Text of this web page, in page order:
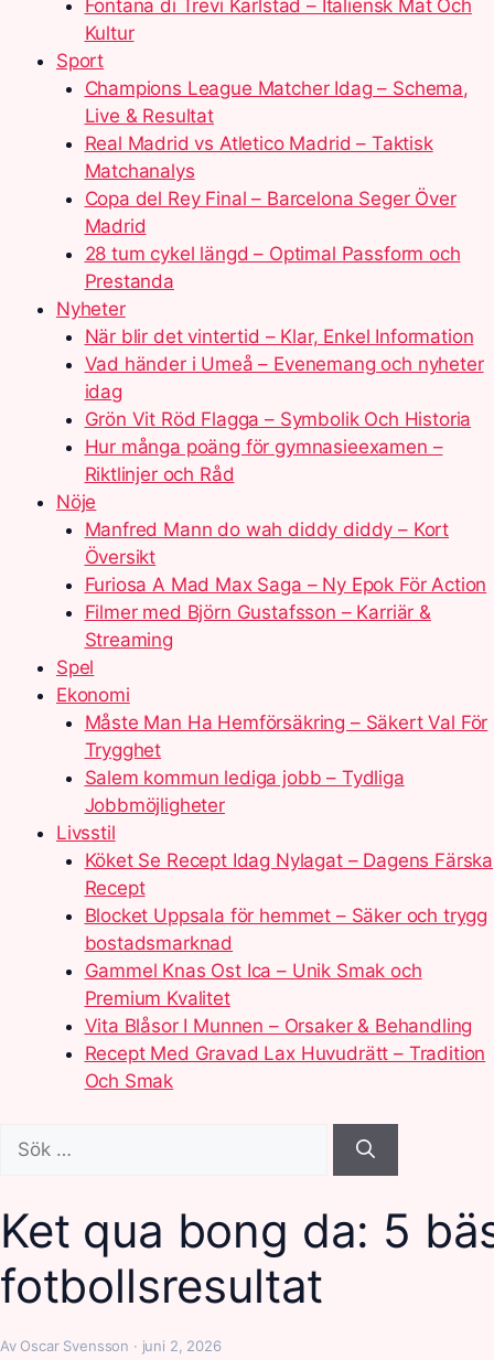
Fontana di Trevi Karlstad – Italiensk Mat Och
Kultur
Sport
Champions League Matcher Idag – Schema,
Live & Resultat
Real Madrid vs Atletico Madrid – Taktisk
Matchanalys
Copa del Rey Final – Barcelona Seger Över
Madrid
28 tum cykel längd – Optimal Passform och
Prestanda
Nyheter
När blir det vintertid – Klar, Enkel Information
Vad händer i Umeå – Evenemang och nyheter
idag
Grön Vit Röd Flagga – Symbolik Och Historia
Hur många poäng för gymnasieexamen –
Riktlinjer och Råd
Nöje
Manfred Mann do wah diddy diddy – Kort
Översikt
Furiosa A Mad Max Saga – Ny Epok För Action
Filmer med Björn Gustafsson – Karriär &
Streaming
Spel
Ekonomi
Måste Man Ha Hemförsäkring – Säkert Val För
Trygghet
Salem kommun lediga jobb – Tydliga
Jobbmöjligheter
Livsstil
Köket Se Recept Idag Nylagat – Dagens Färska
Recept
Blocket Uppsala för hemmet – Säker och trygg
bostadsmarknad
Gammel Knas Ost Ica – Unik Smak och
Premium Kvalitet
Vita Blåsor I Munnen – Orsaker & Behandling
Recept Med Gravad Lax Huvudrätt – Tradition
Och Smak
efter:
Ket qua bong da: 5
fotbollsresultat
Av Oscar Svensson · juni 2, 2026